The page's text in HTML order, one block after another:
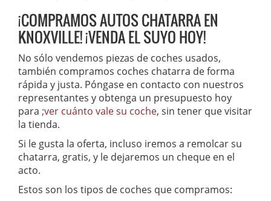
¡COMPRAMOS AUTOS CHATARRA EN
KNOXVILLE! ¡VENDA EL SUYO HOY!
No sólo vendemos piezas de coches usados,
también compramos coches chatarra de forma
rápida y justa. Póngase en contacto con nuestros
representantes y obtenga un presupuesto hoy
para ;ver cuánto vale su coche, sin tener que visitar
la tienda.
Si le gusta la oferta, incluso iremos a remolcar su
chatarra, gratis, y le dejaremos un cheque en el
acto.
Estos son los tipos de coches que compramos: